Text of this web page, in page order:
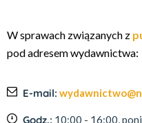
W sprawach związanych z
pod adresem wydawnictwa:
E-mail:
Godz.: 10:00 - 16:00,